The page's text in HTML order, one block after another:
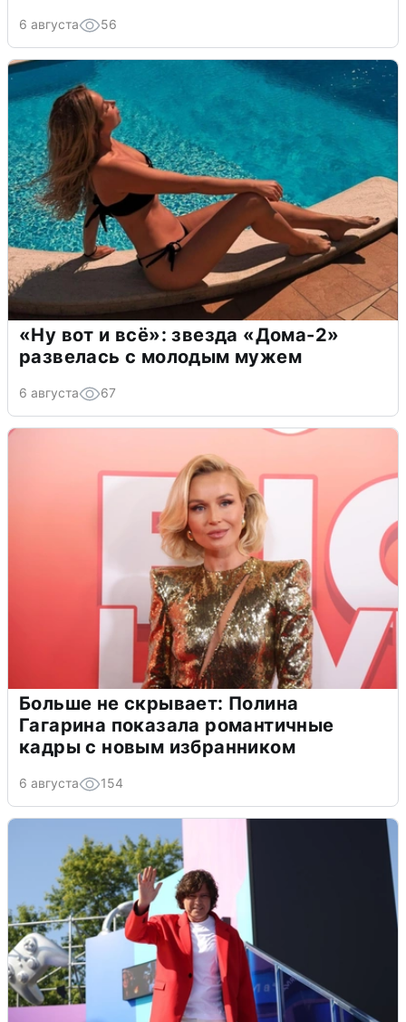
6 августа 56
«Ну вот и всё»: звезда «Дома-2»
развелась с молодым мужем
6 августа 67
Больше не скрывает: Полина
Гагарина показала романтичные
кадры с новым избранником
6 августа 154